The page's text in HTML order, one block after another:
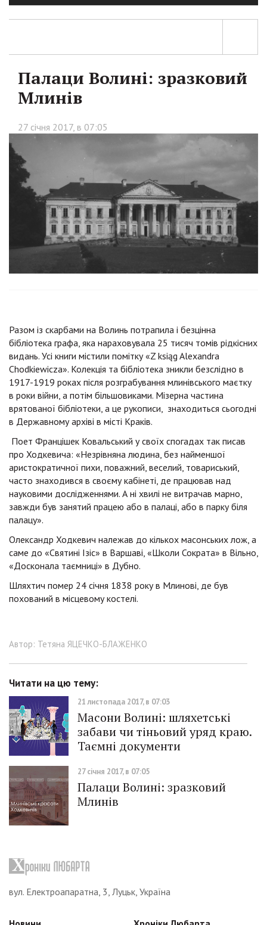
Разом із скарбами на Волинь потрапила і безцінна
бібліотека графа, яка нараховувала 25 тисяч томів рідкісних
видань. Усі книги містили помітку «Z ksiąg Alexandra
Chodkiewicza». Колекція та бібліотека зникли безслідно в
1917-1919 роках після розграбування млинівського маєтку
в роки війни, а потім більшовиками. Мізерна частина
врятованої бібліотеки, а це рукописи, знаходиться сьогодні
в Державному архіві в місті Краків.
Поет Францішек Ковальський у своїх спогадах так писав
про Ходкевича: «Незрівняна людина, без найменшої
аристократичної пихи, поважний, веселий, товариський,
часто знаходився в своєму кабінеті, де працював над
науковими дослідженнями. А ні хвилі не витрачав марно,
завжди був занятий працею або в палаці, або в парку біля
палацу».
Олександр Ходкевич належав до кількох масонських лож, а
саме до «Святині Ізіс» в Варшаві, «Школи Сократа» в Вільно,
«Досконала таємниці» в Дубно.
Шляхтич помер 24 січня 1838 року в Млинові, де був
похований в місцевому костелі.
Автор: Тетяна ЯЦЕЧКО-БЛАЖЕНКО
Читати на цю тему:
21 листопада 2017, в 07:03
Масони Волині: шляхетські
забави чи тіньовий уряд краю.
Таємні документи
27 січня 2017, в 07:05
Палаци Волині: зразковий
Млинів
вул. Електроапаратна, 3, Луцьк, Україна